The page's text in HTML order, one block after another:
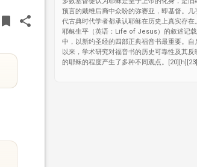
bookmarkBOOKMARK
shareSHARE
预言的戴维后裔中众盼的弥赛亚，即基督。几
代古典时代学者都承认耶稣在历史上真实存在
耶稣生平（英语：Life of Jesus）的叙述记
中，以新约圣经的四部正典福音书最重要。自
以来，学术研究对福音书的历史可靠性及其反
的耶稣的程度产生了多种不同观点。